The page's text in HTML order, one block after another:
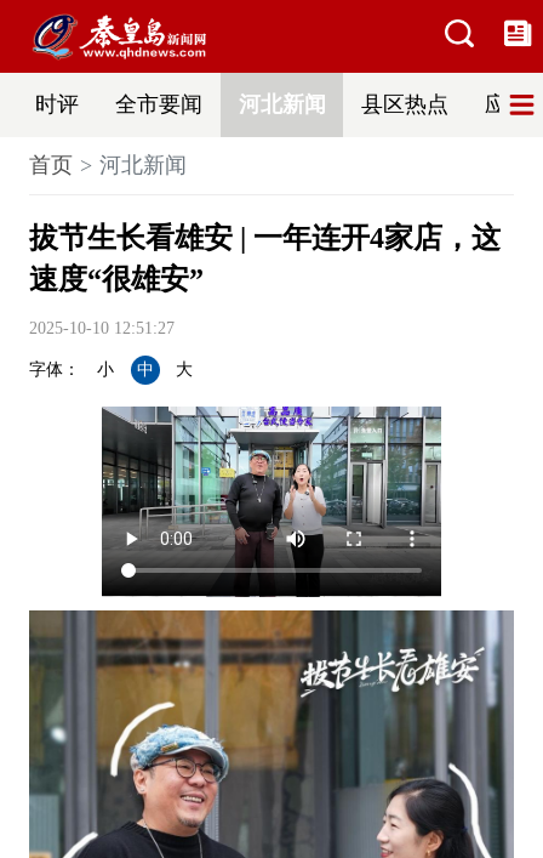
时评 全市要闻 河北新闻 县区热点 应急
首页 河北新闻
拔节生长看雄安 | 一年连开4家店，这
速度“很雄安”
2025-10-10 12:51:27
字体： 小 中 大